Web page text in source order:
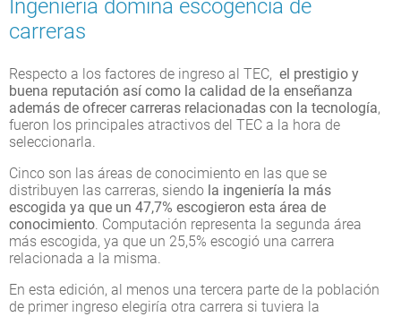
Ingeniería domina escogencia de
carreras
Respecto a los factores de ingreso al TEC, el prestigio y
buena reputación así como la calidad de la enseñanza
además de ofrecer carreras relacionadas con la tecnología,
fueron los principales atractivos del TEC a la hora de
seleccionarla.
Cinco son las áreas de conocimiento en las que se
distribuyen las carreras, siendo la ingeniería la más
escogida ya que un 47,7% escogieron esta área de
conocimiento. Computación representa la segunda área
más escogida, ya que un 25,5% escogió una carrera
relacionada a la misma.
En esta edición, al menos una tercera parte de la población
de primer ingreso elegiría otra carrera si tuviera la